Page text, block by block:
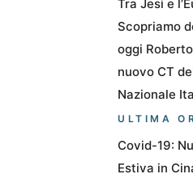
Tra Jesi e
Scopriamo
oggi
nuovo CT
Nazionale
ULTIMA
Covid-19:
Estiva in